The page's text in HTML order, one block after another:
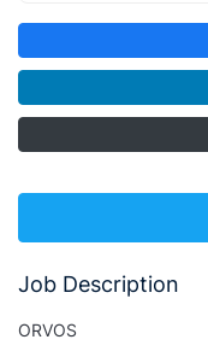
Job Description
ORVOS